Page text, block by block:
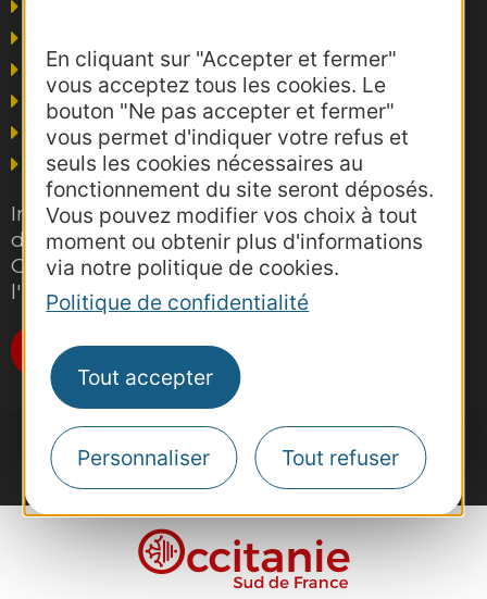
En cliquant sur "Accepter et fermer"
vous acceptez tous les cookies. Le
bouton "Ne pas accepter et fermer"
vous permet d'indiquer votre refus et
seuls les cookies nécessaires au
fonctionnement du site seront déposés.
Vous pouvez modifier vos choix à tout
moment ou obtenir plus d'informations
via notre politique de cookies.
Politique de confidentialité
Tout accepter
Personnaliser Tout refuser
Voyagistes
Business/Mice
Thermalisme
Grand public
Inscrivez-vous gratuitement à la lettre
d'information pro de la destination
Occitanie pour suivre nos actions et
l'actualité du tourisme dans la région
Je m'abonne